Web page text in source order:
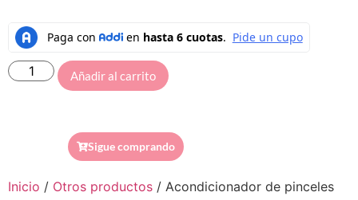
Añadir al carrito
Sigue comprando
Inicio / Otros productos / Acondicionador de pinceles